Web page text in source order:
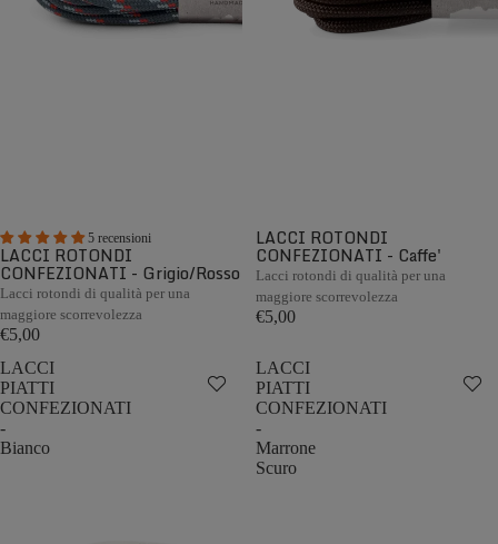
5 recensioni
LACCI ROTONDI
CONFEZIONATI - Grigio/Rosso
Lacci rotondi di qualità per una
maggiore scorrevolezza
€5,00
LACCI ROTONDI
CONFEZIONATI - Caffe'
Lacci rotondi di qualità per una
maggiore scorrevolezza
€5,00
LACCI
PIATTI
CONFEZIONATI
-
Bianco
LACCI
PIATTI
CONFEZIONATI
-
Marrone
Scuro